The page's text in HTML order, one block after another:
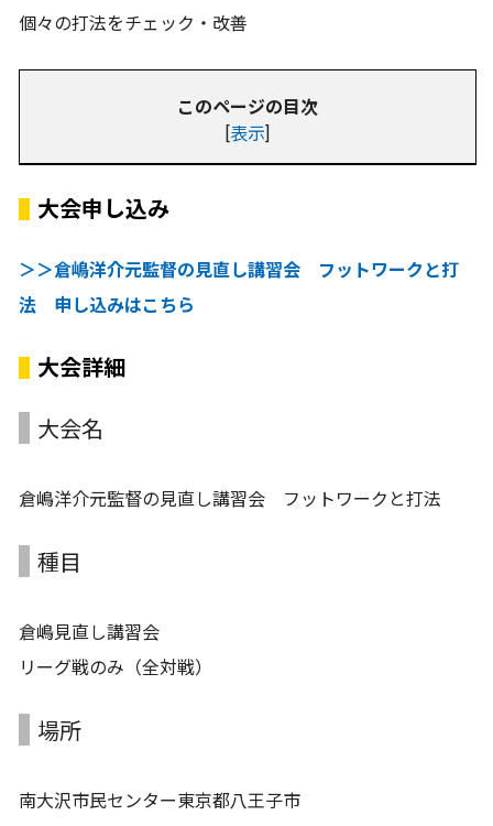
個々の打法をチェック・改善
このページの目次
[表示]
大会申し込み
＞＞倉嶋洋介元監督の見直し講習会 フットワークと打
法 申し込みはこちら
大会詳細
大会名
倉嶋洋介元監督の見直し講習会 フットワークと打法
種目
倉嶋見直し講習会
リーグ戦のみ（全対戦）
場所
南大沢市民センター東京都八王子市